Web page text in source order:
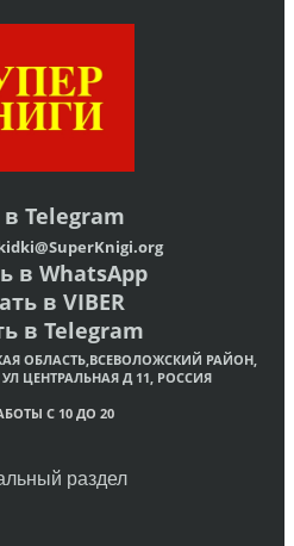
Telegram
org
в WhatsApp
в VIBER
в Telegram
ОБЛАСТЬ,ВСЕВОЛОЖСКИЙ РАЙОН,
ЦЕНТРАЛЬНАЯ Д 11, РОССИЯ
С 10 ДО 20
раздел